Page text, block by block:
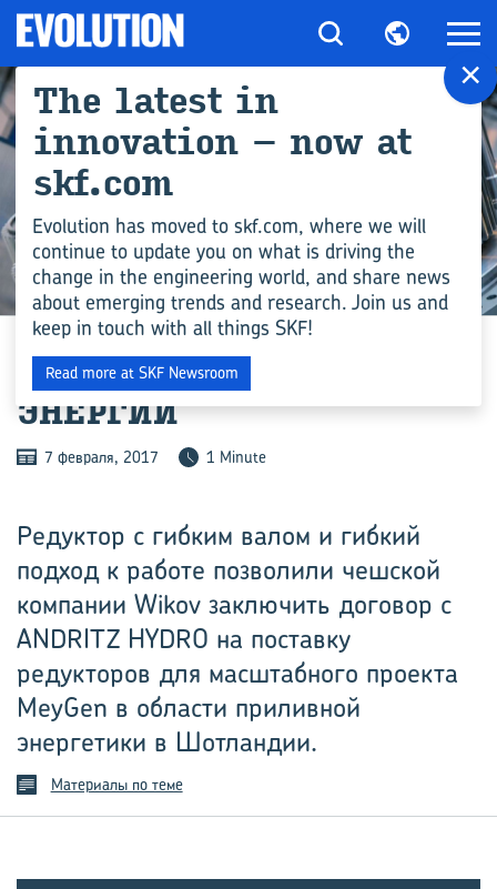
ПРОМЫШЛЕННОСТЬ
ШАГ ВПЕ­РЁД К ЧИ­СТОЙ
ЭНЕР­ГИИ
7 февраля, 2017 1 Minute
Редуктор с гибким валом и гибкий
подход к работе позволили чешской
компании Wikov заключить договор с
ANDRITZ HYDRO на поставку
редукторов для масштабного проекта
MeyGen в области приливной
энергетики в Шотландии.
Материалы по теме
×
The latest in
innovation – now at
skf.com
Evolution has moved to skf.com, where we will
continue to update you on what is driving the
change in the engineering world, and share news
about emerging trends and research. Join us and
keep in touch with all things SKF!
Read more at SKF Newsroom